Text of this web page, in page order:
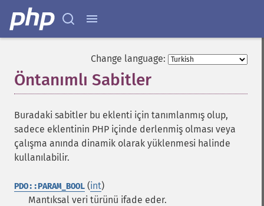
Change language:
Öntanımlı Sabitler
Buradaki sabitler bu eklenti için tanımlanmış olup,
sadece eklentinin PHP içinde derlenmiş olması veya
çalışma anında dinamik olarak yüklenmesi halinde
kullanılabilir.
PDO::PARAM_BOOL (int)
Mantıksal veri türünü ifade eder.